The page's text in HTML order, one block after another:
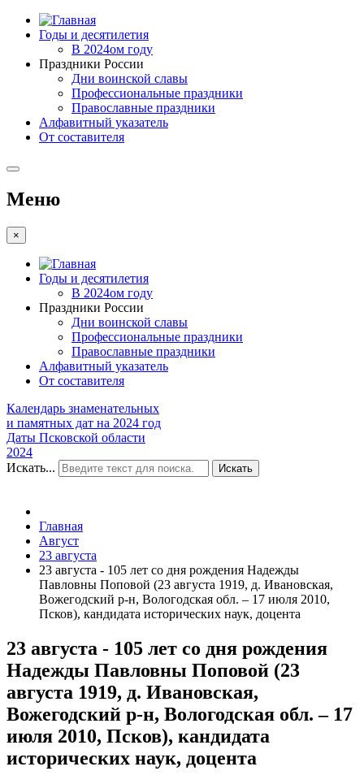
Годы и десятилетия
В 2024ом году
Праздники России
Дни воинской славы
Профессиональные праздники
Православные праздники
Алфавитный указатель
От составителя
Меню
×
Годы и десятилетия
В 2024ом году
Праздники России
Дни воинской славы
Профессиональные праздники
Православные праздники
Алфавитный указатель
От составителя
Календарь знаменательных
и памятных дат на 2024 год
Даты Псковской области
2024
Искать...
Искать
Главная
Август
23 августа
23 августа - 105 лет со дня рождения Надежды
Павловны Поповой (23 августа 1919, д. Ивановская,
Вожегодский р-н, Вологодская обл. – 17 июля 2010,
Псков), кандидата исторических наук, доцента
23 августа - 105 лет со дня рождения
Надежды Павловны Поповой (23
августа 1919, д. Ивановская,
Вожегодский р-н, Вологодская обл. – 17
июля 2010, Псков), кандидата
исторических наук, доцента